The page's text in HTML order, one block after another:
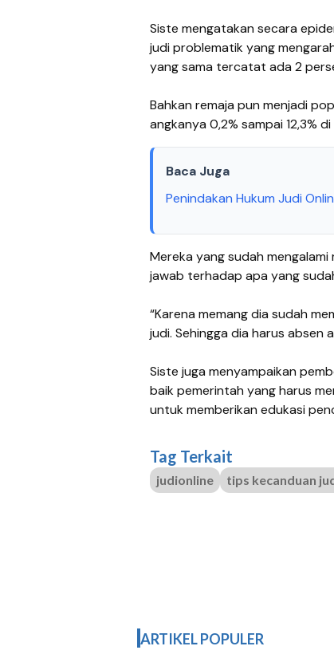
Siste mengatakan secara
judi problematik yang
yang sama tercatat ada 2
Bahkan remaja pun menjadi
angkanya 0,2% sampai 12,3% di
Baca Juga
Penindakan Hukum Judi
Mereka yang sudah
jawab terhadap apa yang
“Karena memang dia sudah
judi. Sehingga dia harus absen
Siste juga menyampaikan
baik pemerintah yang harus
untuk memberikan edukasi
Tag Terkait
judionline tips kecanduan
ARTIKEL POPULER